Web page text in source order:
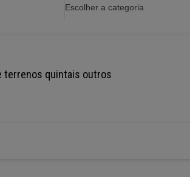
Escolher a categoria
terrenos quintais outros